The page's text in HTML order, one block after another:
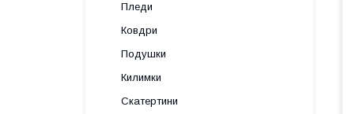
Пледи
Ковдри
Подушки
Килимки
Скатертини